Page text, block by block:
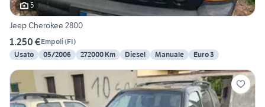
5
Jeep Cherokee 2800
1.250 €Empoli(FI)
Usato
05/2006 272000 Km Diesel Manuale Euro 3